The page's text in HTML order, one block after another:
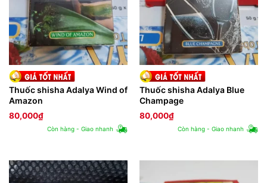
Thuốc shisha Adalya Wind of
Amazon
80,000₫
Còn hàng - Giao nhanh
Thuốc shisha Adalya Blue
Champage
80,000₫
Còn hàng - Giao nhanh